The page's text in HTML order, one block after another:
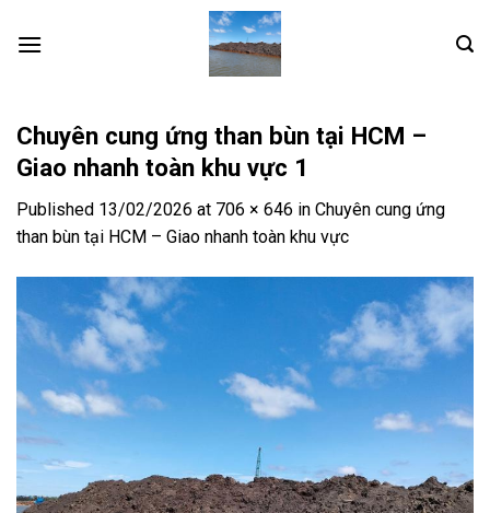
Chuyên cung ứng than bùn tại HCM –
Giao nhanh toàn khu vực 1
Published 13/02/2026 at 706 × 646 in Chuyên cung ứng
than bùn tại HCM – Giao nhanh toàn khu vực